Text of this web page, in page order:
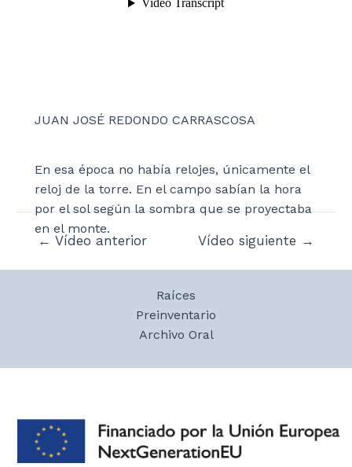
JUAN JOSÉ REDONDO CARRASCOSA
En esa época no había relojes, únicamente el
reloj de la torre. En el campo sabían la hora
por el sol según la sombra que se proyectaba
en el monte.
Navegación
← Vídeo anterior Vídeo siguiente →
Raíces
Preinventario
Archivo Oral